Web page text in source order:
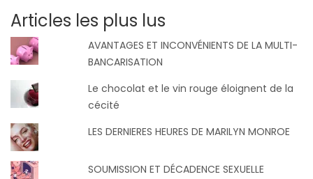
Articles les plus lus
AVANTAGES ET INCONVÉNIENTS DE LA MULTI-
BANCARISATION
Le chocolat et le vin rouge éloignent de la
cécité
LES DERNIERES HEURES DE MARILYN MONROE
SOUMISSION ET DÉCADENCE SEXUELLE